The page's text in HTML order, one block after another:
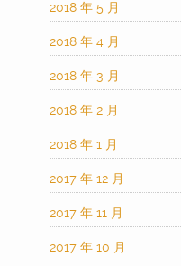
2018 年 5 月
2018 年 4 月
2018 年 3 月
2018 年 2 月
2018 年 1 月
2017 年 12 月
2017 年 11 月
2017 年 10 月